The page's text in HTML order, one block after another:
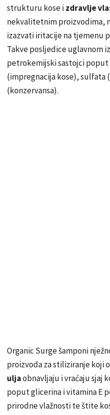
strukturu kose izdravlje
nekvalitetnim proizvodima,
izazvati iritacije na tjemenu
Takve posljedice uglavnom
petrokemijski sastojci poput
(impregnacija kose), sulfata
(konzervansa).
Organic Surge šamponi
proizvoda za stiliziranje koji
uljaobnavljaju i vraćaju sjaj
poput glicerina i vitamina E
prirodne vlažnosti te štite